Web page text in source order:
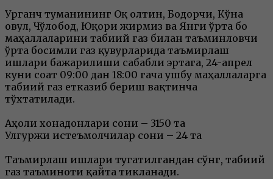
Урганч туманининг Оқ олтин, Боғдорчи, Кўна
овул, Чўлобод, Юқори жирмиз ва Янги ўрта боғ
маҳаллаларини табиий газ билан таъминловчи
ўрта босимли газ қувурларида таъмирлаш
ишлари бажарилиши сабабли эртага, 24-апрел
куни соат 09:00 дан 18:00 гача ушбу маҳаллаларга
табиий газ етказиб бериш вақтинча
тўхтатилади.
Аҳоли хонадонлари сони – 3150 та
Улгуржи истеъмолчилар сони – 24 та
Таъмирлаш ишлари тугатилгандан сўнг, табиий
газ таъминоти қайта тикланади.